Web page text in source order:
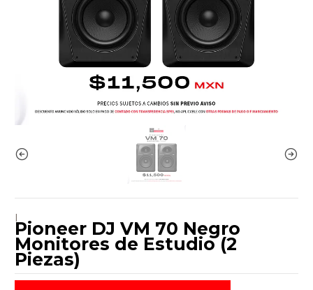
|
Pioneer DJ VM 70 Negro
Monitores de Estudio (2
Piezas)